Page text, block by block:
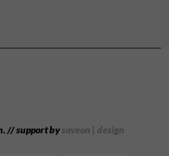
// support bysaveon | design